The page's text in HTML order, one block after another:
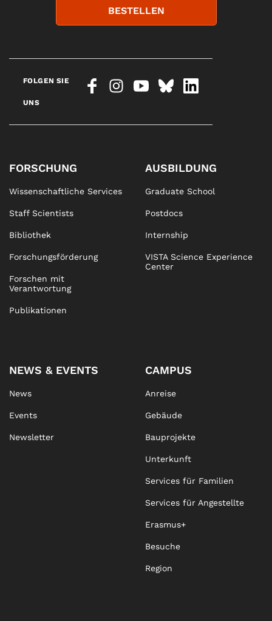
BESTELLEN
FOLGEN SIE
UNS
FORSCHUNG
Wissenschaftliche Services
Staff Scientists
Bibliothek
Forschungsförderung
Forschen mit
Verantwortung
Publikationen
AUSBILDUNG
Graduate School
Postdocs
Internship
VISTA Science Experience
Center
NEWS & EVENTS
News
Events
Newsletter
CAMPUS
Anreise
Gebäude
Bauprojekte
Unterkunft
Services für Familien
Services für Angestellte
Erasmus+
Besuche
Region